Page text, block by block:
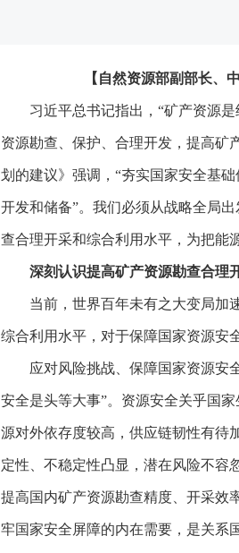
【自然资源部副部长、
习近平总书记指出，“矿产资源
资源勘查、保护、合理开发，提高矿
划的建议》强调，“夯实国家安全基
开发和储备”。我们必须从战略全局
查合理开采和综合利用水平，为把能
深刻认识提高矿产资源勘查合理
当前，世界百年未有之大变局加
综合利用水平，对于保障国家资源安
应对风险挑战、保障国家资源安
安全是头等大事”。资源安全关乎国
源对外依存度较高，供应链韧性有待
定性、不稳定性凸显，潜在风险不容
提高国内矿产资源勘查精度、开采效
牢国家安全屏障的内在需要，是关系